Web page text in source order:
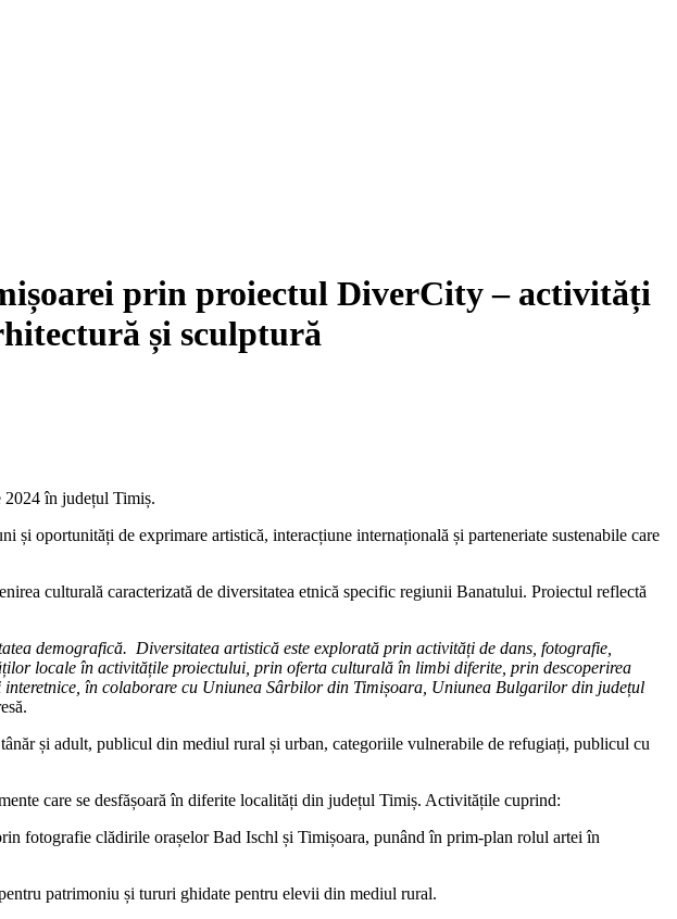
prin proiectul DiverCity – activități
și sculptură
2024 în județul Timiș.
oportunități de exprimare artistică, interacțiune internațională și parteneriate sustenabile care
culturală caracterizată de diversitatea etnică specific regiunii Banatului. Proiectul reflectă
demografică. Diversitatea artistică este explorată prin activități de dans, fotografie,
locale în activitățile proiectului, prin oferta culturală în limbi diferite, prin descoperirea
în colaborare cu Uniunea Sârbilor din Timișoara, Uniunea Bulgarilor din județul
și adult, publicul din mediul rural și urban, categoriile vulnerabile de refugiați, publicul cu
care se desfășoară în diferite localități din județul Timiș. Activitățile cuprind:
fotografie clădirile orașelor Bad Ischl și Timișoara, punând în prim-plan rolul artei în
patrimoniu și tururi ghidate pentru elevii din mediul rural.